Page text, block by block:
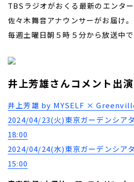
TBSラジオがおくる最新のエンタ
佐々木舞音アナウンサーがお届け。
毎週土曜日朝５時５分から放送中で
井上芳雄さんコメント出演
井上芳雄 by MYSELF ×
2024/04/23(火)東京ガーデンシア
18:00
2024/04/24(水)東京ガーデンシア
15:00